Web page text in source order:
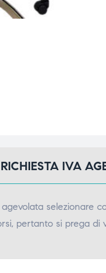
IVA
agevolata
pertanto si prega